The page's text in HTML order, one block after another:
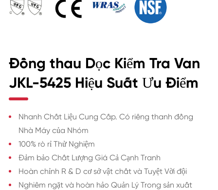
Đồng thau Dọc Kiểm Tra Van
JKL-5425 Hiệu Suất Ưu Điểm
Nhanh Chất Liệu Cung Cấp. Có riêng thanh đồng
Nhà Máy của Nhóm
100% rò rỉ Thử Nghiệm
Đảm bảo Chất Lượng Giá Cả Cạnh Tranh
Hoàn chỉnh R & D cơ sở vật chất và Tuyệt Vời đội
Nghiêm ngặt và hoàn hảo Quản Lý Trong sản xuất